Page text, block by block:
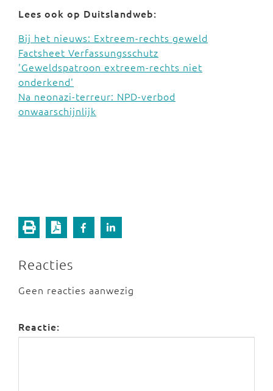
Lees ook op Duitslandweb:
Bij het nieuws: Extreem-rechts geweld
Factsheet Verfassungsschutz
'Geweldspatroon extreem-rechts niet
onderkend'
Na neonazi-terreur: NPD-verbod
onwaarschijnlijk
Reacties
Geen reacties aanwezig
Reactie: